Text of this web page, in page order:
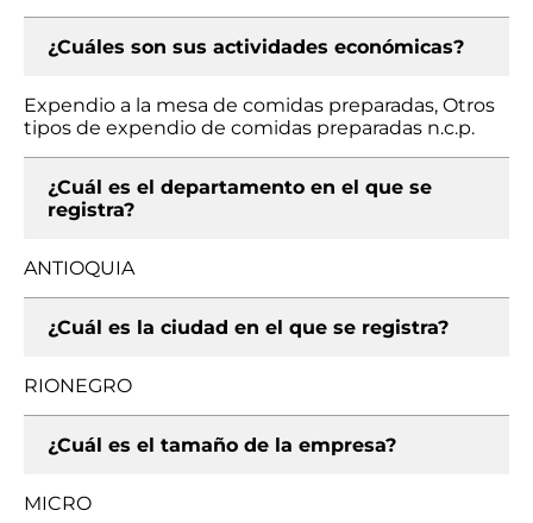
¿Cuáles son sus actividades económicas?
Expendio a la mesa de comidas preparadas, Otros
tipos de expendio de comidas preparadas n.c.p.
¿Cuál es el departamento en el que se
registra?
ANTIOQUIA
¿Cuál es la ciudad en el que se registra?
RIONEGRO
¿Cuál es el tamaño de la empresa?
MICRO